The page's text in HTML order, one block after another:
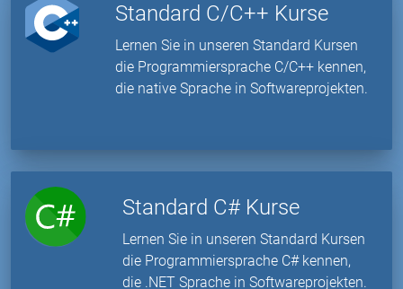
Standard C/C++ Kurse
Lernen Sie in unseren Standard Kursen
die Programmiersprache C/C++ kennen,
die native Sprache in Softwareprojekten.
Standard C# Kurse
Lernen Sie in unseren Standard Kursen
die Programmiersprache C# kennen,
die .NET Sprache in Softwareprojekten.